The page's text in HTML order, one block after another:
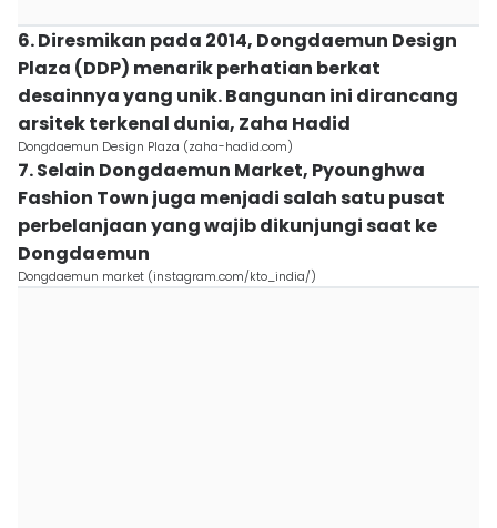
6. Diresmikan pada 2014, Dongdaemun Design
Plaza (DDP) menarik perhatian berkat
desainnya yang unik. Bangunan ini dirancang
arsitek terkenal dunia, Zaha Hadid
Dongdaemun Design Plaza (zaha-hadid.com)
7. Selain Dongdaemun Market, Pyounghwa
Fashion Town juga menjadi salah satu pusat
perbelanjaan yang wajib dikunjungi saat ke
Dongdaemun
Dongdaemun market (instagram.com/kto_india/)